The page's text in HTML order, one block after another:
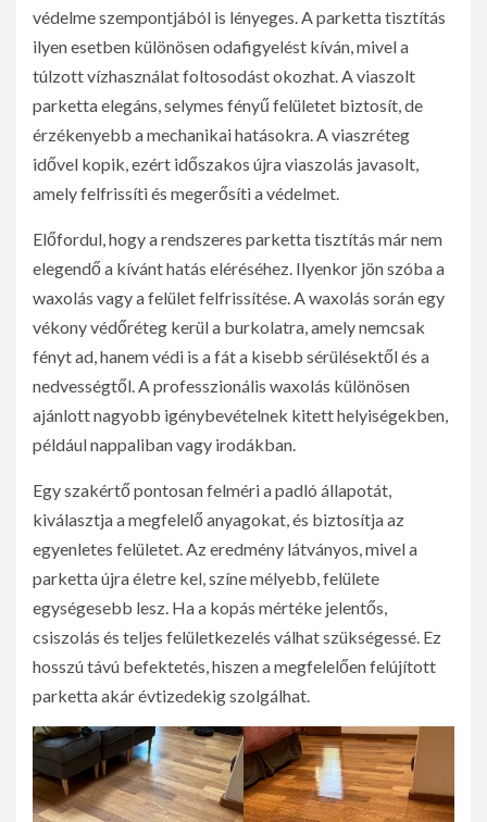
védelme szempontjából is lényeges. A parketta tisztítás
ilyen esetben különösen odafigyelést kíván, mivel a
túlzott vízhasználat foltosodást okozhat. A viaszolt
parketta elegáns, selymes fényű felületet biztosít, de
érzékenyebb a mechanikai hatásokra. A viaszréteg
idővel kopik, ezért időszakos újra viaszolás javasolt,
amely felfrissíti és megerősíti a védelmet.
Előfordul, hogy a rendszeres parketta tisztítás már nem
elegendő a kívánt hatás eléréséhez. Ilyenkor jön szóba a
waxolás vagy a felület felfrissítése. A waxolás során egy
vékony védőréteg kerül a burkolatra, amely nemcsak
fényt ad, hanem védi is a fát a kisebb sérülésektől és a
nedvességtől. A professzionális waxolás különösen
ajánlott nagyobb igénybevételnek kitett helyiségekben,
például nappaliban vagy irodákban.
Egy szakértő pontosan felméri a padló állapotát,
kiválasztja a megfelelő anyagokat, és biztosítja az
egyenletes felületet. Az eredmény látványos, mivel a
parketta újra életre kel, színe mélyebb, felülete
egységesebb lesz. Ha a kopás mértéke jelentős,
csiszolás és teljes felületkezelés válhat szükségessé. Ez
hosszú távú befektetés, hiszen a megfelelően felújított
parketta akár évtizedekig szolgálhat.